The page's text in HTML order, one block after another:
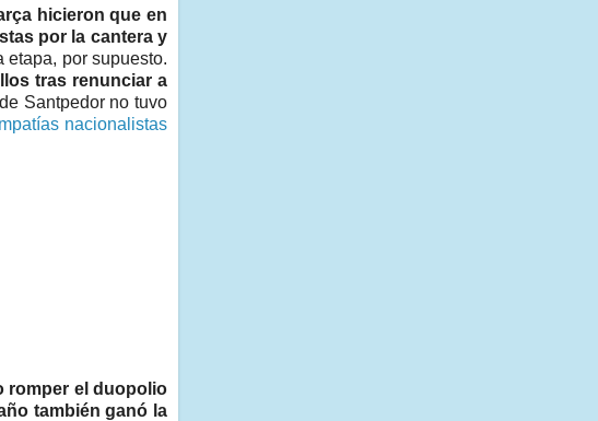
hicieron que en
por la cantera y
etapa, por supuesto.
tras renunciar a
Santpedor no tuvo
nacionalistas
romper el duopolio
también ganó la